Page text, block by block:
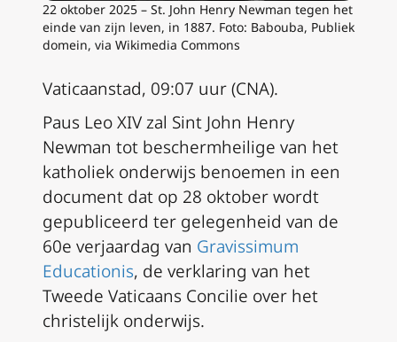
22 oktober 2025 – St. John Henry Newman tegen het
einde van zijn leven, in 1887. Foto: Babouba, Publiek
domein, via Wikimedia Commons
Vaticaanstad, 09:07 uur (CNA).
Paus Leo XIV zal Sint John Henry
Newman tot beschermheilige van het
katholiek onderwijs benoemen in een
document dat op 28 oktober wordt
gepubliceerd ter gelegenheid van de
60e verjaardag van Gravissimum
Educationis, de verklaring van het
Tweede Vaticaans Concilie over het
christelijk onderwijs.